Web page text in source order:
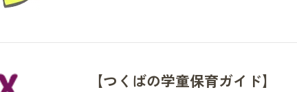
【つくばの学童保育ガイド】